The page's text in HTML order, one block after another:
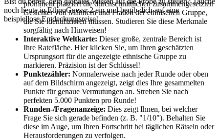
noch heute in EthnoGuessr 2 ein und begib dich auf eine
beispiellose Entdeckungsreise!
prominent platziert die durchschnittlichen zusammengesetzten
Gesichter von Männern und Frauen der ethnischen Gruppe,
die Sie identifizieren müssen. Studieren Sie diese Merkmale
sorgfältig nach Hinweisen!
Interaktive Weltkarte: Dieser große, zentrale Bereich ist
Ihre Ratefläche. Hier klicken Sie, um Ihren geschätzten
Ursprungsort für die angezeigte ethnische Gruppe zu
markieren. Präzision ist der Schlüssel!
Punktezähler: Normalerweise nach jeder Runde oder oben
auf dem Bildschirm angezeigt, zeigt dies Ihre gesammelten
Punkte für genaue Vermutungen an. Streben Sie nach
perfekten 5.000 Punkten pro Runde!
Runden-/Fragenanzeige: Dies zeigt Ihnen, bei welcher
Frage Sie sich gerade befinden (z. B. "1/10"). Behalten Sie
diese im Auge, um Ihren Fortschritt bei täglichen Rätseln oder
Herausforderungen zu verfolgen.